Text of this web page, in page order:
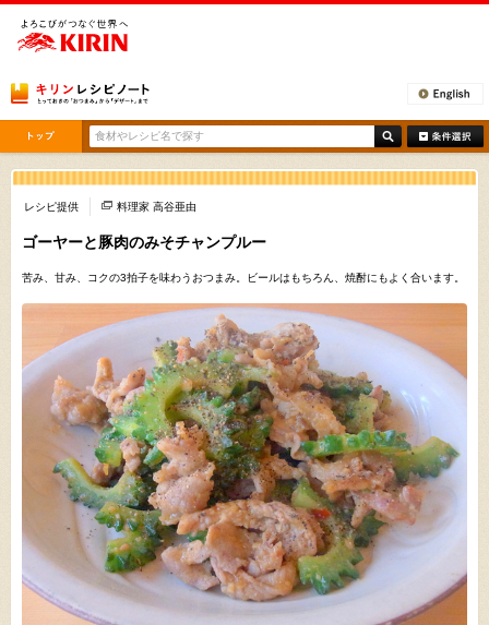
レシピ提供 料理家 高谷亜由
ゴーヤーと豚肉のみそチャンプルー
苦み、甘み、コクの3拍子を味わうおつまみ。ビールはもちろん、焼酎にもよく合います。